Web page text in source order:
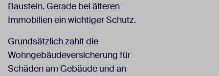
Baustein. Gerade bei älteren
Immobilien ein wichtiger Schutz.
Grundsätzlich zahlt die
Wohngebäudeversicherung für
Schäden am Gebäude und an